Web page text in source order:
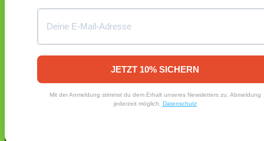
JETZT 10% SICHERN
Mit der Anmeldung stimmst du dem Erhalt unseres Newsletters zu. Abmeldung
jederzeit möglich. Datenschutz
Registrieren
Erforderlich
E-Mail-Adresse gesendet.